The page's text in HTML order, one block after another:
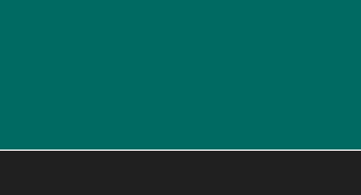
Copyright © 2024 csakapeca.hu.